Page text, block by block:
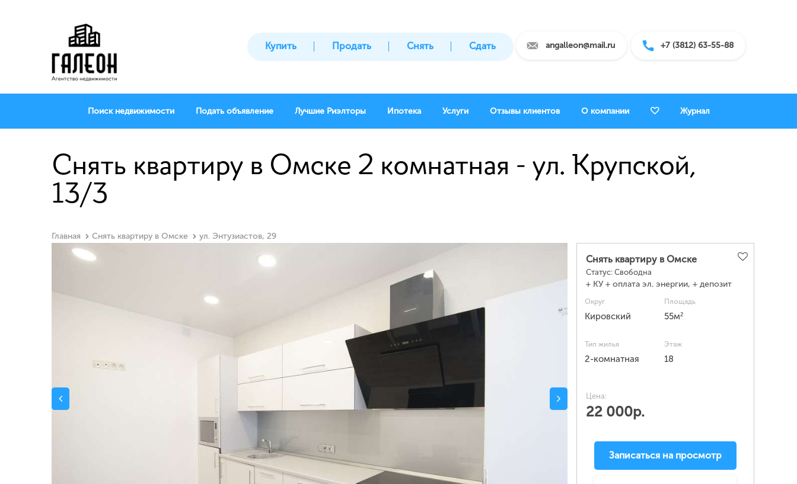
angalleon@mail.ru +7 (3812) 63-55-88
Купить Продать Снять Сдать
Поиск недвижимости Подать объявление Лучшие Риэлторы Ипотека Услуги Отзывы клиентов О компании Журнал
Снять квартиру в Омске 2 комнатная - ул. Крупской,
13/3
Главная Снять квартиру в Омске ул. Энтузиастов, 29
Снять квартиру в Омске
Статус: Свободна
+ КУ + оплата эл. энергии, + депозит
Округ
Кировский
Площадь
55м2
Тип жилья
2-комнатная
Этаж
18
Цена:
22 000р.
Записаться на просмотр